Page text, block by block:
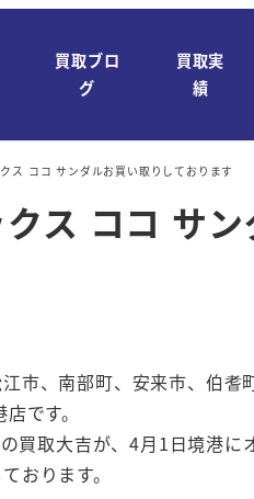
買取ブロ
グ
買取実
績
ス ココ サンダルお買い取りしております
ス ココ サ
ー
市、南部町、安来市、伯耆
です。
買取大吉が、4月1日境港に
おります。